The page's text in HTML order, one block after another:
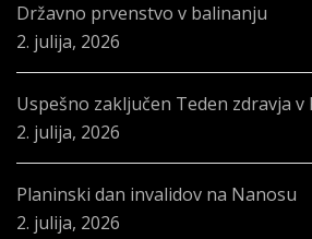
Državno prvenstvo v balinanju
2. julija, 2026
Uspešno zaključen Teden zdravja v
2. julija, 2026
Planinski dan invalidov na Nanosu
2. julija, 2026